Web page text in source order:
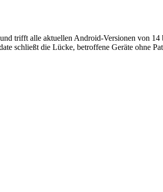
trifft alle aktuellen Android-Versionen von
schließt die Lücke, betroffene Geräte ohne